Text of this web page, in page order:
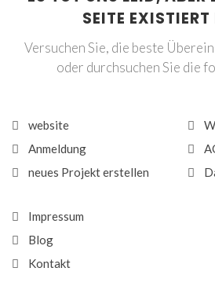
SEITE
Versuchen Sie, die beste
oder durchsuchen Sie die
website
Anmeldung
neues Projekt erstellen
Impressum
Blog
Kontakt